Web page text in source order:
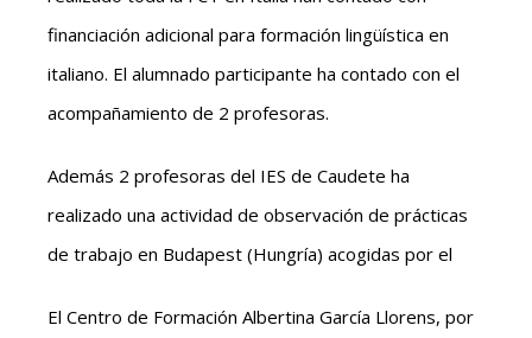
financiación adicional para formación lingüística en
italiano. El alumnado participante ha contado con el
acompañamiento de 2 profesoras.
Además 2 profesoras del IES de Caudete ha
realizado una actividad de observación de prácticas
de trabajo en Budapest (Hungría) acogidas por el
El Centro de Formación Albertina García Llorens, por